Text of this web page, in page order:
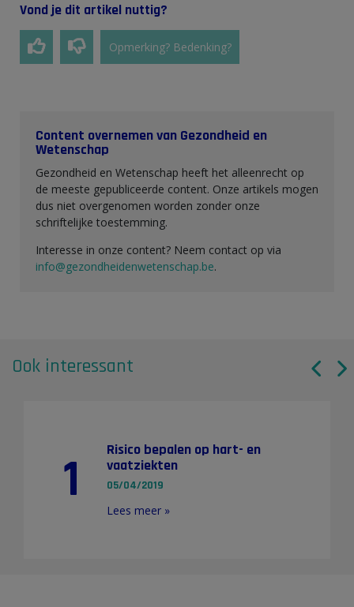
Vond je dit artikel nuttig?
Opmerking? Bedenking?
Content overnemen van Gezondheid en
Wetenschap
Gezondheid en Wetenschap heeft het alleenrecht op
de meeste gepubliceerde content. Onze artikels mogen
dus niet overgenomen worden zonder onze
schriftelijke toestemming.
Interesse in onze content? Neem contact op via
info@gezondheidenwetenschap.be.
Ook interessant
1
Risico bepalen op hart- en
vaatziekten
05/04/2019
Lees meer »